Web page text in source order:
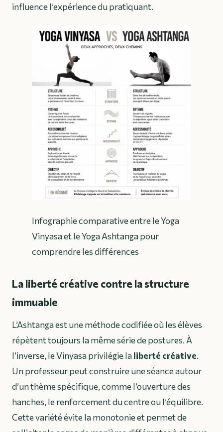
influence l’expérience du pratiquant.
Infographie comparative entre le Yoga
Vinyasa et le Yoga Ashtanga pour
comprendre les différences
La liberté créative contre la structure
immuable
L’Ashtanga est une méthode codifiée où les élèves
répètent toujours la même série de postures. À
l’inverse, le Vinyasa privilégie laliberté créative.
Un professeur peut construire une séance autour
d’un thème spécifique, comme l’ouverture des
hanches, le renforcement du centre ou l’équilibre.
Cette variété évite la monotonie et permet de